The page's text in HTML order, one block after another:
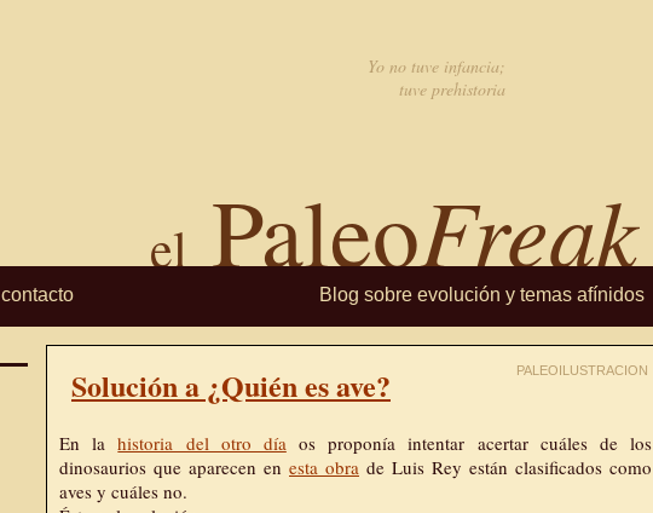
Yo no tuve infancia;
tuve prehistoria
elPaleoFreak
contacto Blog sobre evolución y temas afínidos
PALEOILUSTRACION
Solución a ¿Quién es ave?
En lahistoria del otro díaos proponía intentar acertar cuáles de los
dinosaurios que aparecen en esta obra de Luis Rey están clasificados como
aves y cuáles no.